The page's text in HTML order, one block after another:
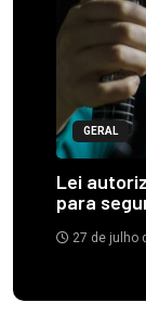
GERAL
Lei
para
27 de julho